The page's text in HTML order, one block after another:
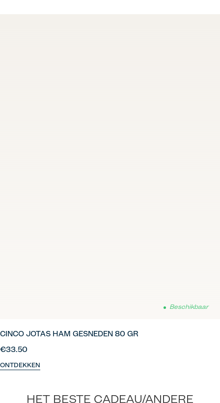
Beschikbaar
CINCO JOTAS HAM GESNEDEN 80 GR
€33.50
ONTDEKKEN
HET BESTE CADEAU/ANDERE